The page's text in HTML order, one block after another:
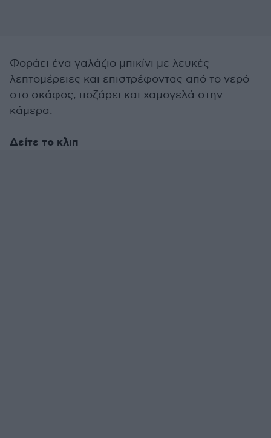
Φοράει ένα γαλάζιο μπικίνι με λευκές
λεπτομέρειες και επιστρέφοντας από το νερό
στο σκάφος, ποζάρει και χαμογελά στην
κάμερα.
Δείτε το κλιπ